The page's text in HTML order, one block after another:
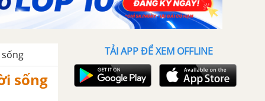
sống
TẢI APP ĐỂ XEM OFFLINE